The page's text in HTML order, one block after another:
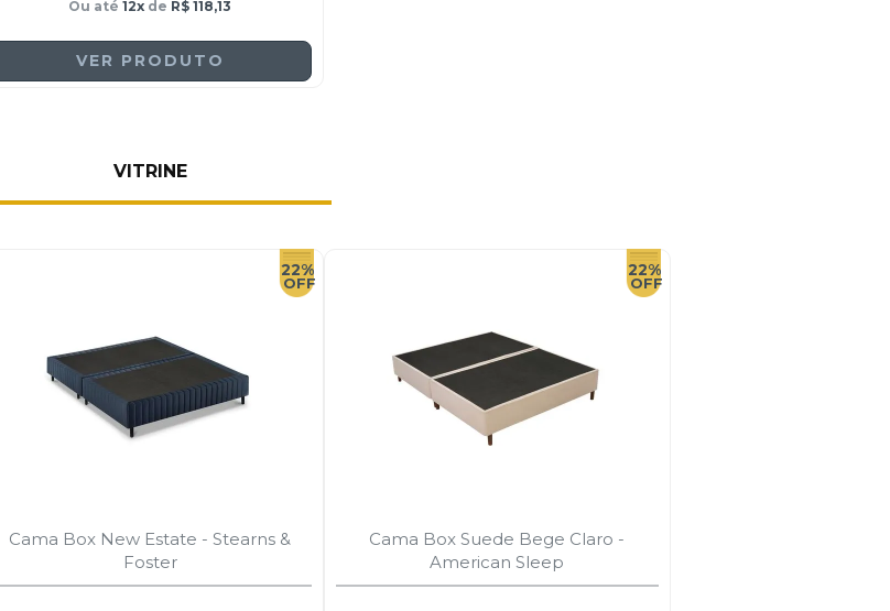
Ou até 12x de R$ 118,13
VER PRODUTO
VITRINE
22%
Cama Box New Estate - Stearns &
Foster
22%
Cama Box Suede Bege Claro -
American Sleep